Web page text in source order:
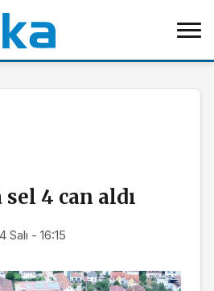
sel 4 can aldı
Salı - 16:15